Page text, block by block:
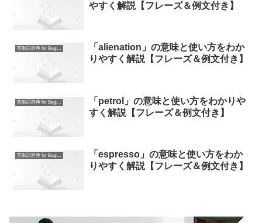
やすく解説【フレーズ＆例文付き】
英単語辞典 for Beginners
「alienation」の意味と使い方をわか
りやすく解説【フレーズ＆例文付き】
英単語辞典 for Beginners
「petrol」の意味と使い方をわかりや
すく解説【フレーズ＆例文付き】
英単語辞典 for Beginners
「espresso」の意味と使い方をわか
りやすく解説【フレーズ＆例文付き】